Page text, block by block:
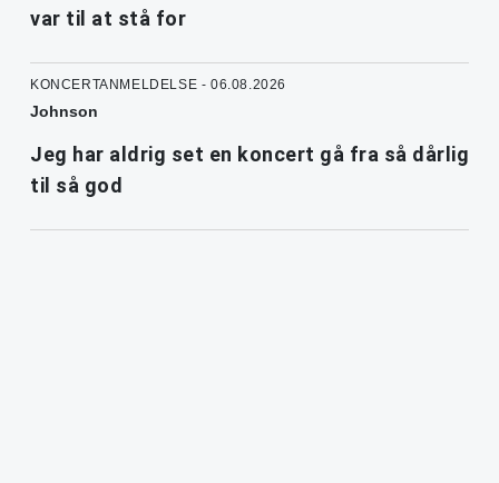
var til at stå for
KONCERTANMELDELSE - 06.08.2026
Johnson
Jeg har aldrig set en koncert gå fra så dårlig
til så god